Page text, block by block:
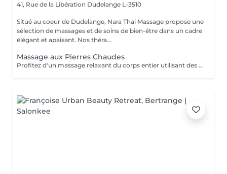
41, Rue de la Libération Dudelange L-3510
Situé au coeur de Dudelange, Nara Thai Massage propose une
sélection de massages et de soins de bien-être dans un cadre
élégant et apaisant. Nos théra...
Massage aux Pierres Chaudes
Profitez d'un massage relaxant du corps entier utilisant des pierres volcaniques chauffées et des huiles naturelles chaudes. La chaleur douce aide à détendre les muscles, stimuler la circulation, réduire le stress et procurer une profonde sensation de bien-être et de sérénité.